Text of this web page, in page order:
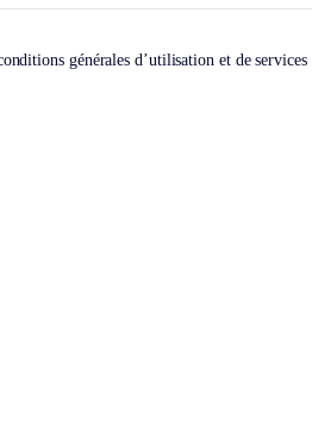
générales d’utilisation et de services